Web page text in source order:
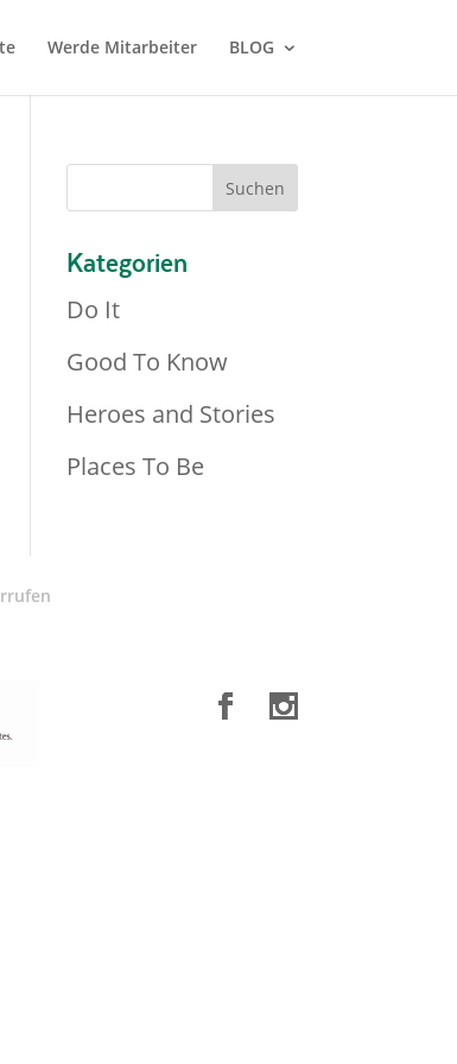
Werde Mitarbeiter BLOG
Kategorien
Do It
Good To Know
Heroes and Stories
Places To Be